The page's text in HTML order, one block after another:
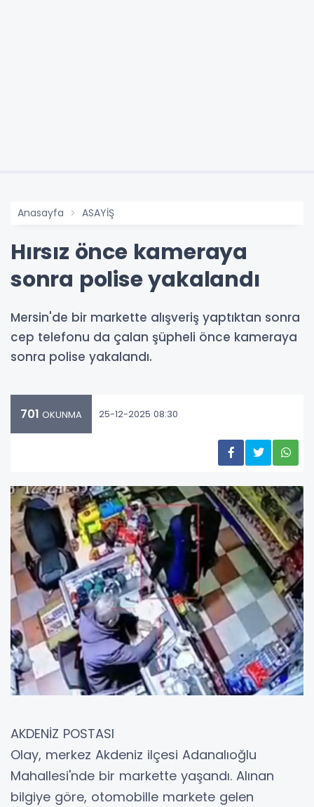
Anasayfa ASAYİŞ
Hırsız önce kameraya
sonra polise yakalandı
Mersin'de bir markette alışveriş yaptıktan sonra
cep telefonu da çalan şüpheli önce kameraya
sonra polise yakalandı.
701 OKUNMA 25-12-2025 08:30
AKDENİZ POSTASI
Olay, merkez Akdeniz ilçesi Adanalıoğlu
Mahallesi'nde bir markette yaşandı. Alınan
bilgiye göre, otomobille markete gelen